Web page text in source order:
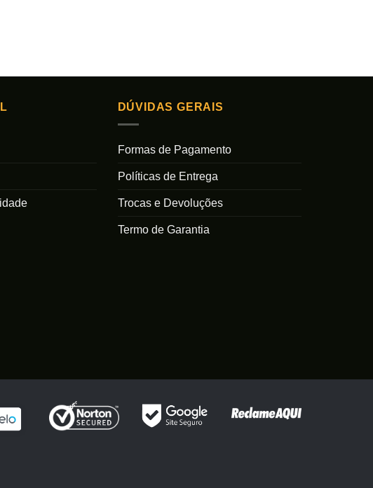
DÚVIDAS GERAIS
Formas de Pagamento
Políticas de Entrega
Trocas e Devoluções
Termo de Garantia